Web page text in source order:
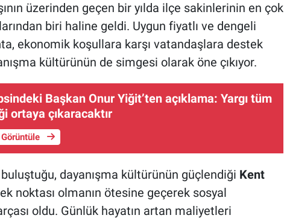
üzerinden geçen bir yılda ilçe sakinlerinin en çok
biri haline geldi. Uygun fiyatlı ve dengeli
ekonomik koşullara karşı vatandaşlara destek
kültürünün de simgesi olarak öne çıkıyor.
Başkan Onur Yiğit’ten açıklama: Yargı tüm
ortaya çıkaracaktır
dayanışma kültürünün güçlendiği Kent
noktası olmanın ötesine geçerek sosyal
oldu. Günlük hayatın artan maliyetleri